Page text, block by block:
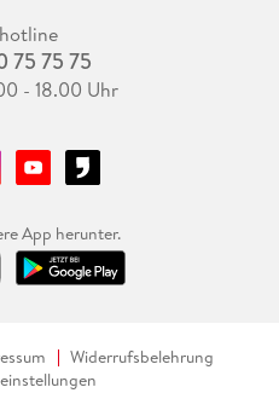
75 75 75
- 18.00 Uhr
App herunter.
Widerrufsbelehrung